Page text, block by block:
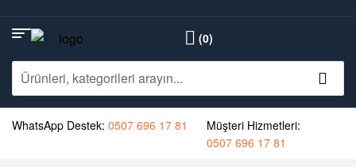
(0)
WhatsApp Destek: 0507 696 17 81
Müşteri Hizmetleri:
0507 696 17 81